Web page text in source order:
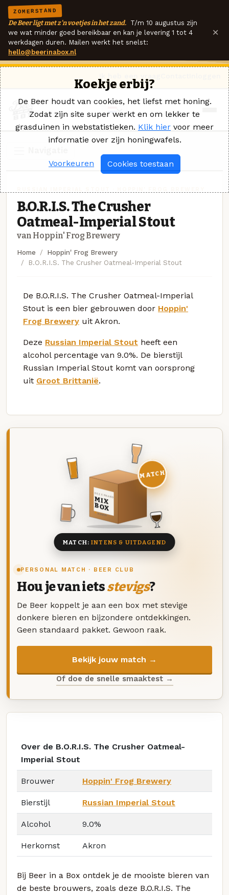
ZOMERSTAND
De Beer ligt met z'n voetjes in het zand. T/m 10 augustus zijn
we wat minder goed bereikbaar en kan je levering 1 tot 4
werkdagen duren. Mailen werkt het snelst:
hello@beerinabox.nl
×
B.O.R.I.S. The Crusher
Oatmeal-Imperial Stout
van Hoppin' Frog Brewery
Home
Hoppin' Frog Brewery
B.O.R.I.S. The Crusher Oatmeal-Imperial Stout
De B.O.R.I.S. The Crusher Oatmeal-Imperial
Stout is een bier gebrouwen door Hoppin'
Frog Brewery uit Akron.
Deze Russian Imperial Stout heeft een
alcohol percentage van 9.0%. De bierstijl
Russian Imperial Stout komt van oorsprong
uit Groot Brittanië.
PERSONAL MATCH · BEER CLUB
Hou je van ietsstevigs?
De Beer koppelt je aan een box met stevige
donkere bieren en bijzondere ontdekkingen.
Geen standaard pakket. Gewoon raak.
Bekijk jouw match →
Of doe de snelle smaaktest →
DEZE MAAND
MIX
BOX
8 BIEREN
MATCH
MATCH:INTENS & UITDAGEND
Over de B.O.R.I.S. The Crusher Oatmeal-
Imperial Stout
Brouwer Hoppin' Frog Brewery
Bierstijl Russian Imperial Stout
Alcohol 9.0%
Herkomst Akron
Bij Beer in a Box ontdek je de mooiste bieren van
de beste brouwers, zoals deze B.O.R.I.S. The
Koekje erbij?
De Beer houdt van cookies, het liefst met honing.
Zodat zijn site super werkt en om lekker te
grasduinen in webstatistieken. Klik hier voor meer
informatie over zijn honingwafels.
Voorkeuren Cookies toestaan